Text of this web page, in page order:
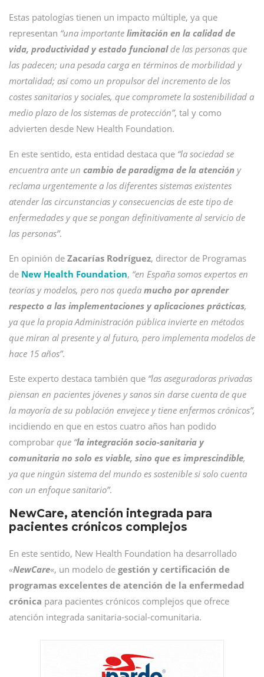
Estas patologías tienen un impacto múltiple, ya que
representan “una importante limitación en la calidad de
vida, productividad y estado funcionalde las personas que
las padecen; una pesada carga en términos de morbilidad y
mortalidad; así como un propulsor del incremento de los
costes sanitarios y sociales, que compromete la sostenibilidad a
medio plazo de los sistemas de protección”, tal y como
advierten desde New Health Foundation.
En este sentido, esta entidad destaca que “la sociedad se
encuentra ante un cambio de paradigma de la atención y
reclama urgentemente a los diferentes sistemas existentes
atender las circunstancias y consecuencias de este tipo de
enfermedades y que se pongan definitivamente al servicio de
las personas”.
En opinión de Zacarías Rodríguez, director de Programas
de New Health Foundation, “en España somos expertos en
teorías y modelos, pero nos queda mucho por aprender
respecto a las implementaciones y aplicaciones prácticas,
ya que la propia Administración pública invierte en métodos
que miran al presente y al futuro, pero implementa modelos de
hace 15 años”.
Este experto destaca también que “las aseguradoras privadas
piensan en pacientes jóvenes y sanos sin darse cuenta de que
la mayoría de su población envejece y tiene enfermos crónicos”,
incidiendo en que en estos cuatro años han podido
comprobar que “la integración socio-sanitaria y
comunitaria no solo es viable, sino que es imprescindible,
ya que ningún sistema del mundo es sostenible si solo cuenta
con un enfoque sanitario”.
NewCare, atención integrada para
pacientes crónicos complejos
En este sentido, New Health Foundation ha desarrollado
«NewCare«, un modelo de gestión y certificación de
programas excelentes de atención de la enfermedad
crónica para pacientes crónicos complejos que ofrece
atención integrada sanitaria-social-comunitaria.